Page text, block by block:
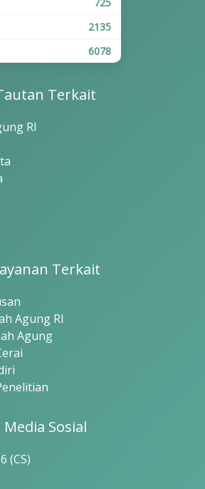
2135
6078
Terkait
RI
Terkait
Agung RI
Agung
Media Sosial
(CS)